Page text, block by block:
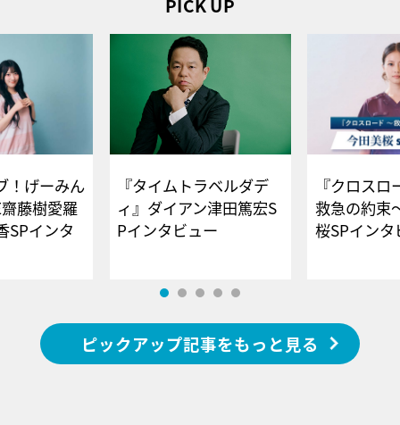
PICK UP
！げーみん
藤樹愛羅
SPインタ
『タイムトラベルダデ
ィ』ダイアン津田篤宏S
Pインタビュー
『クロス
救急の約束
桜SPイ
ピックアップ記事をもっと見る